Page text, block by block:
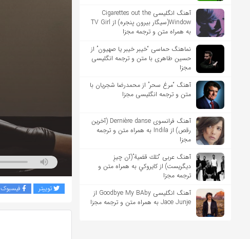
آهنگ انگلیسی Cigarettes out the
Window(سیگار بیرون پنجره) از TV Girl
به همراه متن و ترجمه مجزا
نماهنگ حماسی “خیبر خیبر یا صهیون” از
حسین طاهری با متن و ترجمه انگلیسی
مجزا
آهنگ “مرغ سحر” از محمدرضا شجریان با
متن و ترجمه انگلیسی مجزا
آهنگ فرانسوی Dernière danse (آخرین
رقص) از Indila به همراه متن و ترجمه
مجزا
آهنگ عربی “تلك قضية”(آن چیزِ
دیگریست) از كايروكي به همراه متن و
ترجمه مجزا
آهنگ انگلیسی Goodbye My BAby از
Jace Junje به همراه متن و ترجمه مجزا
توییتر فیسبوک